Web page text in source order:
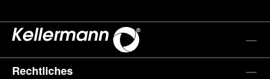
Rechtliches